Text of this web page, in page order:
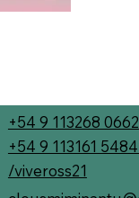
+54 9 113268 0662
+54 9 113161
/viveross21